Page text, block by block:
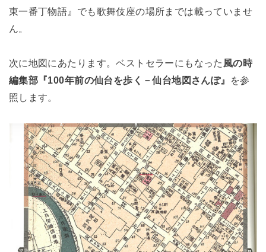
東一番丁物語』でも歌舞伎座の場所までは載っていませ
ん。
次に地図にあたります。ベストセラーにもなった 風の時
編集部『100年前の仙台を歩く－仙台地図さんぽ』
を参
照します。